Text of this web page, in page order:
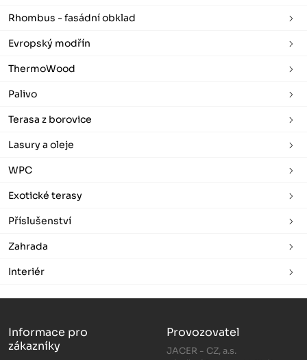
Rhombus - fasádní obklad
Evropský modřín
ThermoWood
Palivo
Terasa z borovice
Lasury a oleje
WPC
Exotické terasy
Příslušenství
Zahrada
Interiér
Informace pro
zákazníky
Provozovatel
JACER - CZ, a.s.